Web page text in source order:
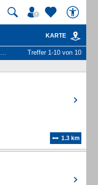
KARTE
Treffer 1-10 von 10
1.3 km